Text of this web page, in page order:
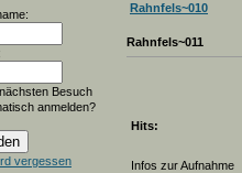
Besuch
anmelden?
vergessen
Rahnfels~010
Rahnfels~011
Hits:
Infos zur Aufnahme